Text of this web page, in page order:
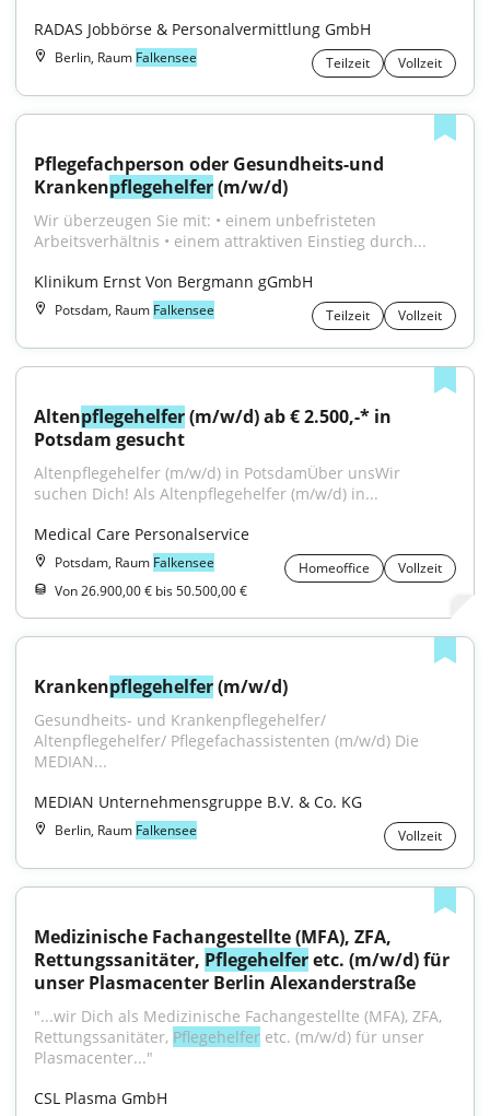
RADAS Jobbörse & Personalvermittlung GmbH
Berlin, Raum Falkensee Teilzeit Vollzeit
Pflegefachperson oder Gesundheits-und
Krankenpflegehelfer (m/w/d)
Wir überzeugen Sie mit: • einem unbefristeten
Arbeitsverhältnis • einem attraktiven Einstieg durch...
Klinikum Ernst Von Bergmann gGmbH
Potsdam, Raum Falkensee Teilzeit Vollzeit
Altenpflegehelfer (m/w/d) ab € 2.500,-* in
Potsdam gesucht
Altenpflegehelfer (m/w/d) in PotsdamÜber unsWir
suchen Dich! Als Altenpflegehelfer (m/w/d) in...
Medical Care Personalservice
Potsdam, Raum Falkensee Homeoffice
Vollzeit
Von 26.900,00 € bis 50.500,00 €
Krankenpflegehelfer (m/w/d)
Gesundheits- und Krankenpflegehelfer/
Altenpflegehelfer/ Pflegefachassistenten (m/w/d) Die
MEDIAN...
MEDIAN Unternehmensgruppe B.V. & Co. KG
Berlin, Raum Falkensee Vollzeit
Medizinische Fachangestellte (MFA), ZFA,
Rettungssanitäter, Pflegehelfer etc. (m/w/d) für
unser Plasmacenter Berlin Alexanderstraße
"...wir Dich als Medizinische Fachangestellte (MFA), ZFA,
Rettungssanitäter, Pflegehelfer etc. (m/w/d) für unser
Plasmacenter..."
CSL Plasma GmbH